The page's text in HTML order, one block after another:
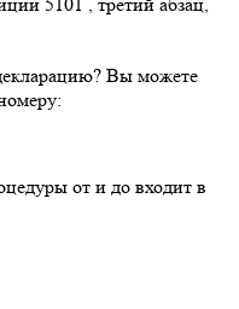
Вы можете
от и до входит в